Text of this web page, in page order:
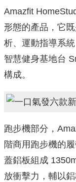
Amazfit
形態的產品，它
析、運動指導系
智慧健身基地台
構成。
跑步機部分，
階商用跑步機的
蓋鋁板組成
放衝擊力，輔以